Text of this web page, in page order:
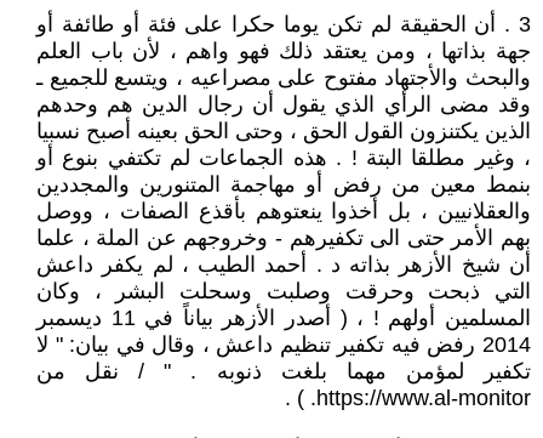
3 . أن الحقيقة لم تكن يوما حكرا على فئة أو طائفة أو
جهة بذاتها ، ومن يعتقد ذلك فهو واهم ، لأن باب العلم
والبحث والأجتهاد مفتوح على مصراعيه ، ويتسع للجميع ـ
وقد مضى الرأي الذي يقول أن رجال الدين هم وحدهم
الذين يكتنزون القول الحق ، وحتى الحق بعينه أصبح نسبيا
، وغير مطلقا البتة ! . هذه الجماعات لم تكتفي بنوع أو
بنمط معين من رفض أو مهاجمة المتنورين والمجددين
والعقلانيين ، بل أخذوا ينعتوهم بأقذع الصفات ، ووصل
بهم الأمر حتى الى تكفيرهم - وخروجهم عن الملة ، علما
أن شيخ الأزهر بذاته د . أحمد الطيب ، لم يكفر داعش
التي ذبحت وحرقت وصلبت وسحلت البشر ، وكان
المسلمين أولهم ! ، ( أصدر الأزهر بياناً في 11 ديسمبر
2014 رفض فيه تكفير تنظيم داعش ، وقال في بيان: " لا
تكفير لمؤمن مهما بلغت ذنوبه . " / نقل من
https://www.al-monitor. ) .